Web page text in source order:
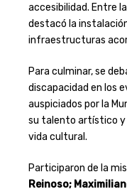
accesibilidad. Entre
destacó la
infraestructuras
Para culminar, se
discapacidad en los
auspiciados por la
su talento artístico y
vida cultural.
Participaron de la
Reinoso;